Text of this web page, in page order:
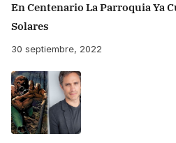
En Centenario La Parroquia Ya
Solares
30 septiembre, 2022